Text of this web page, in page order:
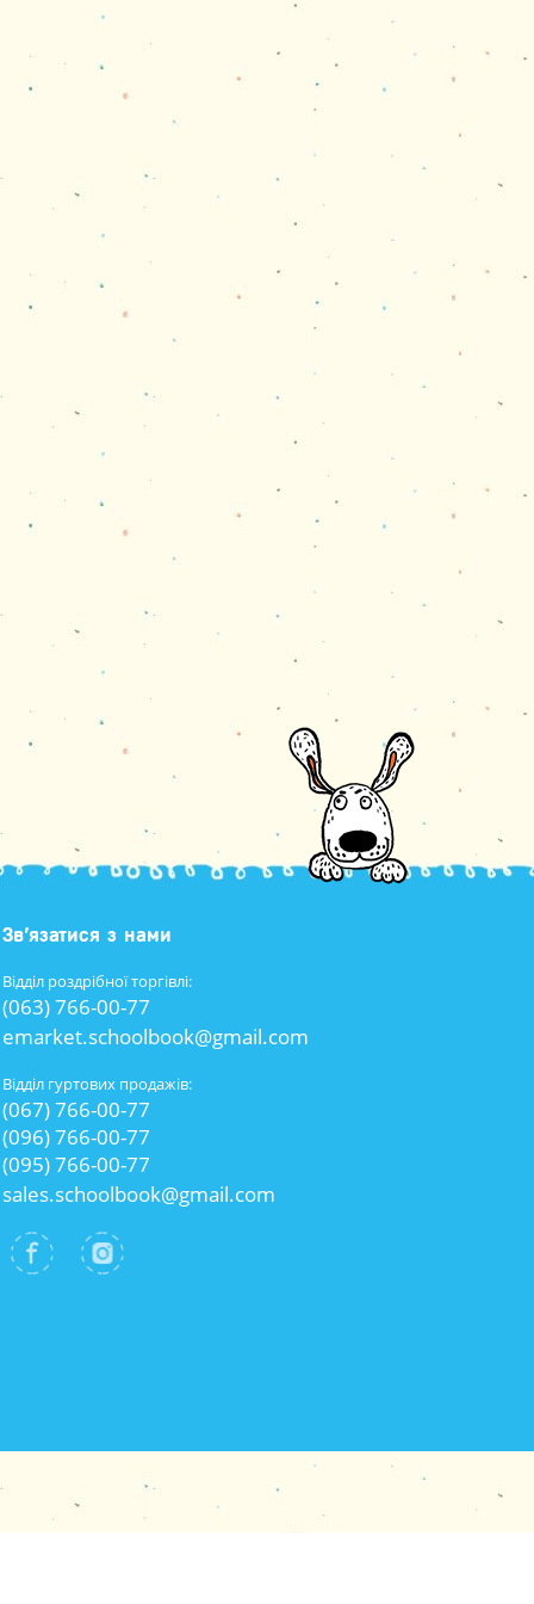
Зв’язатися з нами
Відділ роздрібної торгівлі:
(063) 766-00-77
emarket.schoolbook@gmail.com
Відділ гуртових продажів:
(067) 766-00-77
(096) 766-00-77
(095) 766-00-77
sales.schoolbook@gmail.com